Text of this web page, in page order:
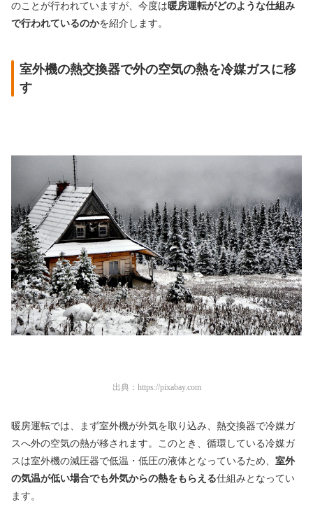
のことが行われていますが、今度は暖房運転がどのような仕組み
で行われているのかを紹介します。
室外機の熱交換器で外の空気の熱を冷媒ガスに移
す
出典： https://pixabay.com
暖房運転では、まず室外機が外気を取り込み、熱交換器で冷媒ガ
スへ外の空気の熱が移されます。このとき、循環している冷媒ガ
スは室外機の減圧器で低温・低圧の液体となっているため、 室外
の気温が低い場合でも外気からの熱をもらえる仕組みとなってい
ます。